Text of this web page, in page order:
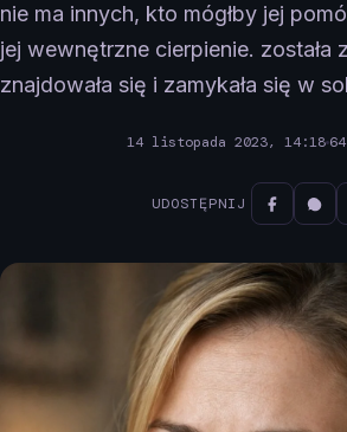
nie ma innych, kto mógłby jej
jej wewnętrzne cierpienie. została
znajdowała się i zamykała się w
14 listopada 2023, 14:18
UDOSTĘPNIJ